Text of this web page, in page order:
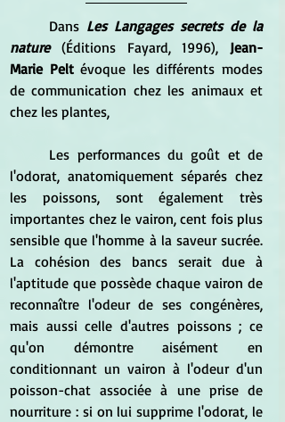
	Dans
Les Langages secrets de la
nature (Éditions Fayard, 1996), Jean-
Marie Pelt évoque les différents modes
de communication chez les animaux et
chez les plantes,
l'odorat, anatomiquement séparés chez
les poissons, sont également très
importantes chez le vairon, cent fois plus
sensible que l'homme à la saveur sucrée.
La cohésion des bancs serait due à
l'aptitude que possède chaque vairon de
reconnaître l'odeur de ses congénères,
mais aussi celle d'autres poissons ; ce
qu'on démontre aisément en
conditionnant un vairon à l'odeur d'un
poisson-chat associée à une prise de
nourriture : si on lui supprime l'odorat, le